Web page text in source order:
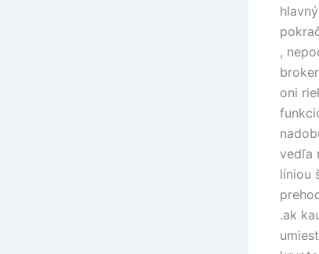
,
oni
vedľa
líniou
.ak